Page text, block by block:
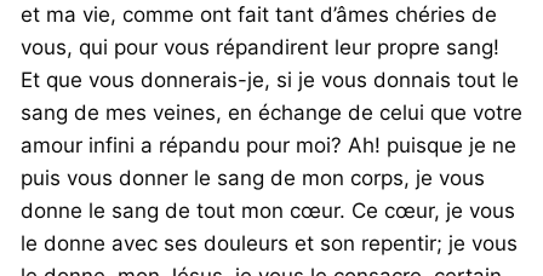
et ma vie, comme ont fait tant d’âmes chéries de
vous, qui pour vous répandirent leur propre sang!
Et que vous donnerais-je, si je vous donnais tout le
sang de mes veines, en échange de celui que votre
amour infini a répandu pour moi? Ah! puisque je ne
puis vous donner le sang de mon corps, je vous
donne le sang de tout mon cœur. Ce cœur, je vous
le donne avec ses douleurs et son repentir; je vous